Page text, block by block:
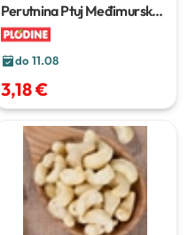
Perutnina Ptuj Međimursko
pile1 kg
do 11.08
3,18 €